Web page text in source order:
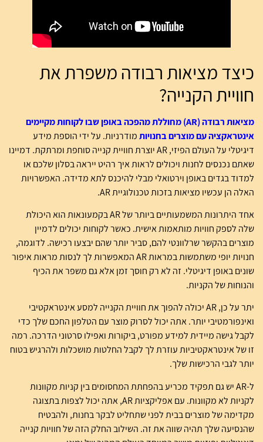
כיצד מציאות רבודה משפרת את
חוויית הקנייה?
מציאות רבודה (AR) מחוללת מהפכה באופן שבו לקוחות מקיימים
אינטראקציה עם מוצרים בחנויותמודרניות. על ידי הוספת מידע
דיגיטלי על העולם הפיזי, AR יוצרת חוויית קנייה סוחפת ומרתקת. דמיינו
שאתם נכנסים לחנות ויכולים לראות איך רהיט ייראה בסלון שלכם או
למדוד בגדים באופן וירטואלי מבלי להיכנס לתא מדידה. האפשרויות
האלה הן עכשיו מציאות בזכות טכנולוגיית AR.
אחד היתרונות המשמעותיים ביותר של AR בקמעונאות הוא היכולת
שלה לספק חוויות מותאמות אישית. כאשר לקוחות יכולים לדמיין
מוצרים בהקשר שרלוונטי להם, סביר יותר שהם יבצעו רכישה. לדוגמה,
חנויות יופי משתמשות במראות AR המאפשרות לך לנסות מראות איפור
שונים באופן דיגיטלי. זה לא רק חוסך זמן אלא גם משפר את הכיף
והנוחות של הקניות.
יתר על כן, AR יכולה להפוך את חוויית הקנייה למסע אינטראקטיבי
ואינפורמטיבי יותר. אתה יכול לסרוק מוצר עם הטלפון החכם שלך כדי
לקבל גישה מיידית למידע מפורט, ביקורות ואפילו סרטוני הדרכה. רמה
זו של אינטראקטיביות עוזרת לך לקבל החלטות מושכלות ולהרגיש בטוח
יותר לגבי הרכישות שלך.
ל-AR יש גם תפקיד מכריע בהפחתת המחסומים בין קניות מקוונות
לקניות לא מקוונות. עם אפליקציות AR, אתה יכול לצפות בתצוגה
מקדימה של מוצרים בבית לפני שתחליט לבקר בחנות, ולהבטיח
שהנסיעה שלך תהיה שווה את זה. השילוב החלק הזה של חוויות קנייה